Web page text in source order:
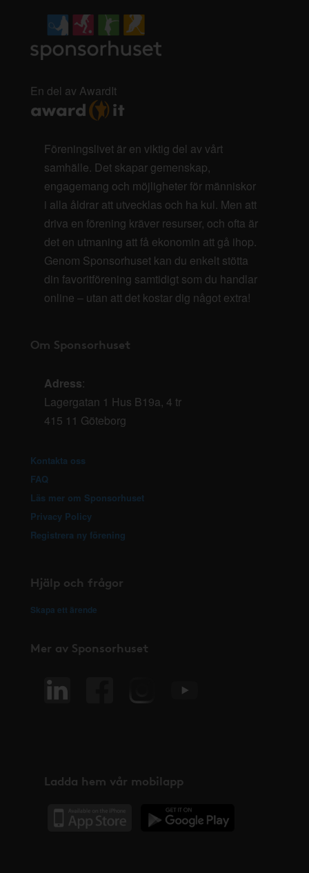
En del av AwardIt
Föreningslivet är en viktig del av vårt
samhälle. Det skapar gemenskap,
engagemang och möjligheter för människor
i alla åldrar att utvecklas och ha kul. Men att
driva en förening kräver resurser, och ofta är
det en utmaning att få ekonomin att gå ihop.
Genom Sponsorhuset kan du enkelt stötta
din favoritförening samtidigt som du handlar
online – utan att det kostar dig något extra!
Om Sponsorhuset
Adress:
Lagergatan 1 Hus B19a, 4 tr
415 11 Göteborg
Kontakta oss
FAQ
Läs mer om Sponsorhuset
Privacy Policy
Registrera ny förening
Hjälp och frågor
Skapa ett ärende
Mer av Sponsorhuset
Ladda hem vår mobilapp